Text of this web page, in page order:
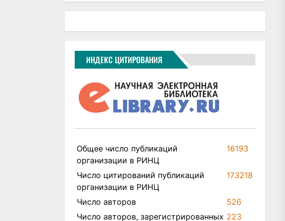
ИНДЕКС ЦИТИРОВАНИЯ
Общее число публикаций
организации в РИНЦ
16193
Число цитирований публикаций
организации в РИНЦ
173218
Число авторов
526
Число авторов, зарегистрированных 223